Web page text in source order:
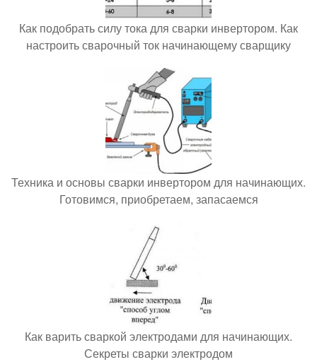
Как подобрать силу тока для сварки инвертором. Как
настроить сварочный ток начинающему сварщику
Техника и основы сварки инвертором для начинающих.
Готовимся, приобретаем, запасаемся
Как варить сваркой электродами для начинающих.
Секреты сварки электродом